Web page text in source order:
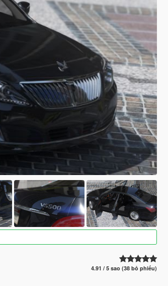
4.91 / 5 sao (38 bỏ phiếu)